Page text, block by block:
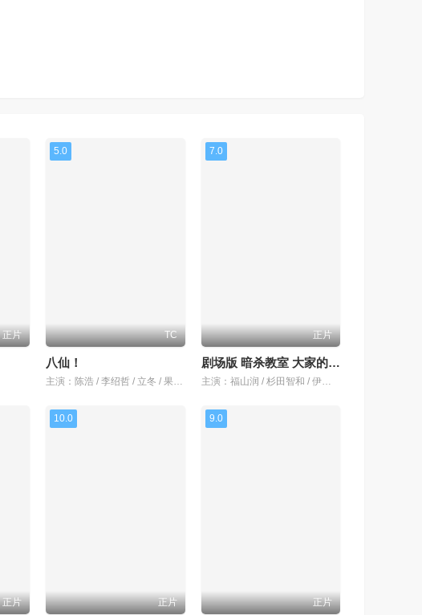
正片
5.0
TC
八仙！
主演：陈浩 / 李绍哲 / 立冬 / 果子哥哥 / 董天弋 / 喻鹏力 / 黄豫硕 / 张运气 / 邓先森 / 曹知善 / 囧森瑟夫 / 零柒 / 韩雨泽 / 张天宇 / 张稷 / 良生
7.0
正片
剧场版 暗杀教室 大家的时间
主演：福山润 / 杉田智和 / 伊藤静 / 渊上舞 / 洲崎绫 / 冈本信彦 / 逢坂良太 / 内藤玲 / 田中美海 / 矢作纱友里 / 松浦千惠 / 佐藤聪美 / 川边骏 / 金元寿子 / 宫下荣治 / 山谷祥生 / 水岛大宙 / 间岛淳司 / 木村昴 / 沼仓爱美 / 斋藤枫子 / 河原木志穗 / 日野未步 / 植田佳奈 / 浅沼晋太郎 / 高桥伸也 / 原泽晃绮 / 诹访彩花 / 下妻由幸 / 藤
正片
10.0
正片
9.0
正片